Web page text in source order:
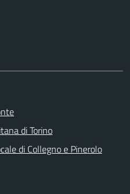
di Torino
di Collegno e Pinerolo